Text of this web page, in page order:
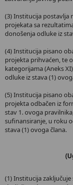
(3) Institucija postavlja
projekata sa
donošenja odluke iz
(4) Institucija pisano
projekta prihvaćen, te
kategorijama (Aneks
odluke iz stava (1)
(5) Institucija pisano
projekta odbačen iz
stav 1. ovoga
sufinansiranje, u roku
stava (1) ovoga člana.
(1) Institucija